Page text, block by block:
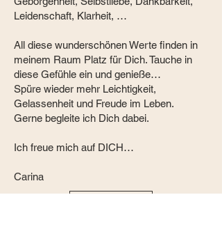
Leidenschaft, Klarheit, …
All diese wunderschönen Werte finden in
meinem Raum Platz für Dich. Tauche in
diese Gefühle ein und genieße…
Spüre wieder mehr Leichtigkeit,
Gelassenheit und Freude im Leben.
Gerne begleite ich Dich dabei.
Ich freue mich auf DICH…
Carina